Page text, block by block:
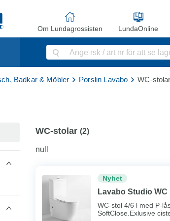
Om Lundagrossisten LundaOnline
Badkar & Möbler Porslin Lavabo WC-stolar
WC-stolar (2)
null
Nyhet
Lavabo Studio WC
WC-stol 4/6 l med P-
SoftClose.Exlusive